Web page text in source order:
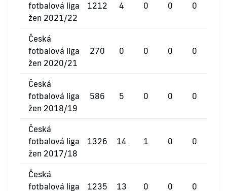
fotbalová liga
žen 2021/22
1212 4 0 0 0
Česká
fotbalová liga
žen 2020/21
270 0 0 0 0
Česká
fotbalová liga
žen 2018/19
586 5 0 0 0
Česká
fotbalová liga
žen 2017/18
1326 14 1 0 0
Česká
fotbalová liga
1235 13 0 0 0